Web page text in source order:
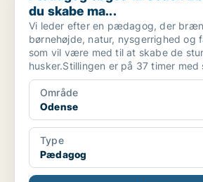
du skabe ma...
Vi leder efter en pædagog, der
børnehøjde, natur, nysgerrighed og
som vil være med til at skabe de
husker.Stillingen er på 37 timer med
Område
Odense
Type
Pædagog